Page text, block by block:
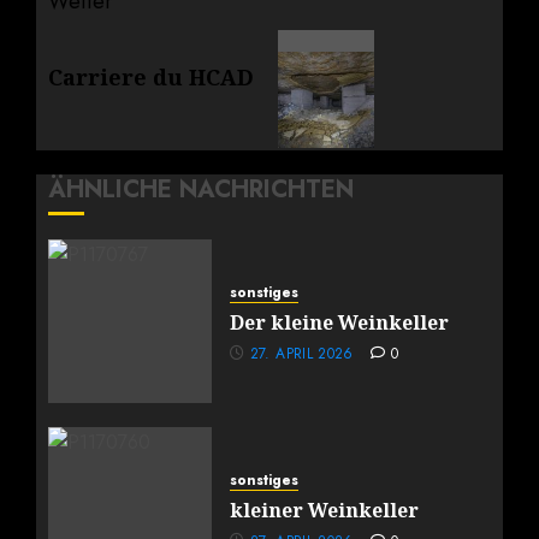
Beitrag:
Carriere du HCAD
ÄHNLICHE NACHRICHTEN
sonstiges
Der kleine Weinkeller
27. APRIL 2026 0
sonstiges
kleiner Weinkeller